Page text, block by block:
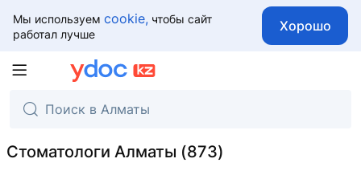
Мы используем cookie, чтобы сайт
работал лучше
Хорошо
Стоматологи Алматы